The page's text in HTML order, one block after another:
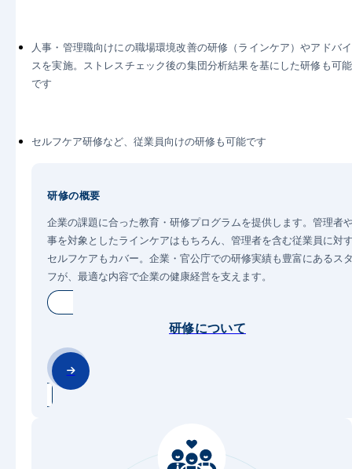
人事・管理職向けにの職場環境改善の研修（ラインケア）やアドバイ
スを実施。ストレスチェック後の集団分析結果を基にした研修も可能
です
セルフケア研修など、従業員向けの研修も可能です
研修の概要
企業の課題に合った教育・研修プログラムを提供します。管理者
事を対象としたラインケアはもちろん、管理者を含む従業員に対
セルフケアもカバー。企業・官公庁での研修実績も豊富にあるス
フが、最適な内容で企業の健康経営を支えます。
研修について